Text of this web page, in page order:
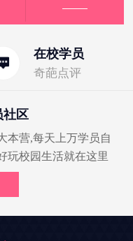
在校学员
奇葩点评
社区
本营,每天上万学员自
玩校园生活就在这里